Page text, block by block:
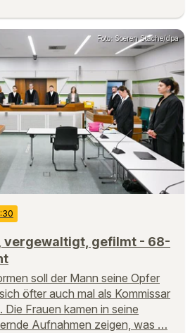
Foto: Soeren Stache/dpa
vergewaltigt, gefilmt - 68-
soll der Mann seine Opfer
öfter auch mal als Kommissar
Frauen kamen in seine
Aufnahmen zeigen, was …